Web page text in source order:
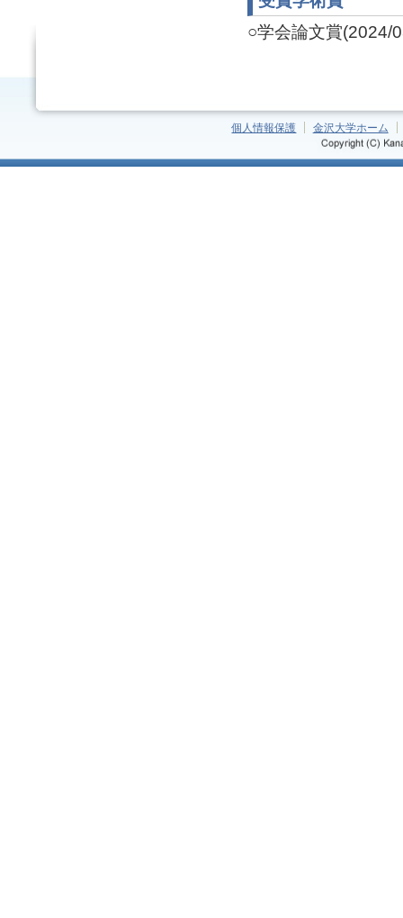
○学会論文賞(2024/
個人情報保護 金沢大学ホーム